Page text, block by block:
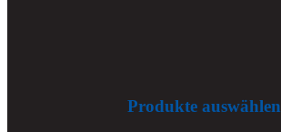
Produkte auswählen